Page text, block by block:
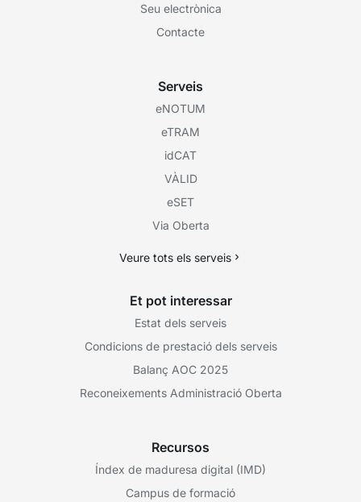
Seu electrònica
Contacte
Serveis
eNOTUM
eTRAM
idCAT
VÀLID
eSET
Via Oberta
Veure tots els serveis
Et pot interessar
Estat dels serveis
Condicions de prestació dels serveis
Balanç AOC 2025
Reconeixements Administració Oberta
Recursos
Índex de maduresa digital (IMD)
Campus de formació